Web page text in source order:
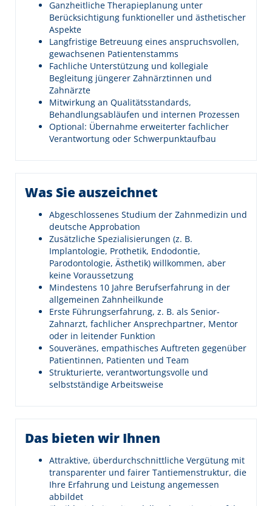
Ganzheitliche Therapieplanung unter
Berücksichtigung funktioneller und ästhetischer
Aspekte
Langfristige Betreuung eines anspruchsvollen,
gewachsenen Patientenstamms
Fachliche Unterstützung und kollegiale
Begleitung jüngerer Zahnärztinnen und
Zahnärzte
Mitwirkung an Qualitätsstandards,
Behandlungsabläufen und internen Prozessen
Optional: Übernahme erweiterter fachlicher
Verantwortung oder Schwerpunktaufbau
Was Sie auszeichnet
Abgeschlossenes Studium der Zahnmedizin und
deutsche Approbation
Zusätzliche Spezialisierungen (z. B.
Implantologie, Prothetik, Endodontie,
Parodontologie, Ästhetik) willkommen, aber
keine Voraussetzung
Mindestens 10 Jahre Berufserfahrung in der
allgemeinen Zahnheilkunde
Erste Führungserfahrung, z. B. als Senior-
Zahnarzt, fachlicher Ansprechpartner, Mentor
oder in leitender Funktion
Souveränes, empathisches Auftreten gegenüber
Patientinnen, Patienten und Team
Strukturierte, verantwortungsvolle und
selbstständige Arbeitsweise
Das bieten wir Ihnen
Attraktive, überdurchschnittliche Vergütung mit
transparenter und fairer Tantiemenstruktur, die
Ihre Erfahrung und Leistung angemessen
abbildet